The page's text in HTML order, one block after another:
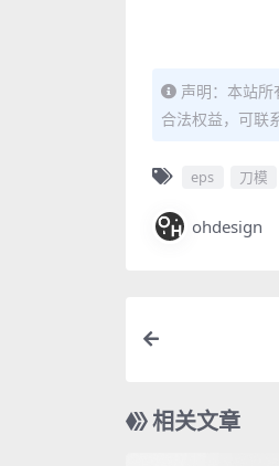
声明：本站
合法权益，可联
eps 刀模
ohdesign
相关文章